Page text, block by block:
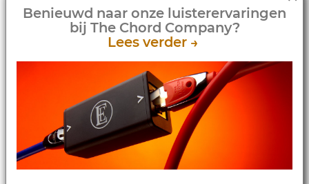
Benieuwd naar onze luisterervaringen
bij The Chord Company?
Lees verder →
Leverbaar voor alle modellen
alleen leverbaar zijn voor bestaande
apparatuur, maar ook voor uitgefaseerde
modellen. Zo kun je zelfs deze nog
opwaarderen!
Speciaal voor jou gemaakt
Alle ChordBurndy kabels worden speciaal